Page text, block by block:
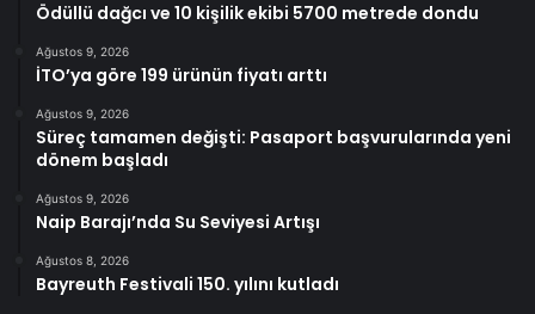
Ödüllü dağcı ve 10 kişilik ekibi 5700 metrede dondu
Ağustos 9, 2026
İTO’ya göre 199 ürünün fiyatı arttı
Ağustos 9, 2026
Süreç tamamen değişti: Pasaport başvurularında yeni
dönem başladı
Ağustos 9, 2026
Naip Barajı’nda Su Seviyesi Artışı
Ağustos 8, 2026
Bayreuth Festivali 150. yılını kutladı